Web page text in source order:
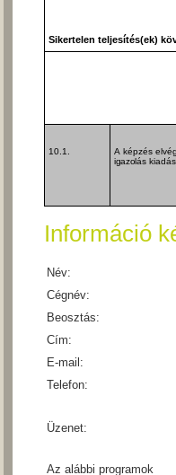
Sikertelen teljesítés(ek)
10.1.
A képzés
igazolás
Információ
Név:
Cégnév:
Beosztás:
Cím:
E-mail:
Telefon:
Üzenet:
Az alábbi programok